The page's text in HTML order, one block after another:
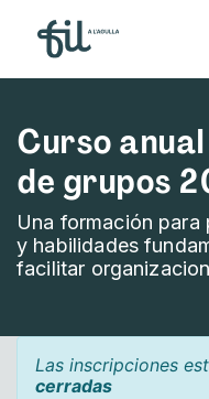
Curso
de grupos
Una formación para
y habilidades
facilitar
Las inscripciones
cerradas